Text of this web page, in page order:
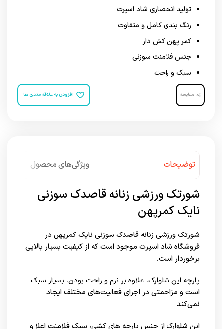
تولید انحصاری شاد اسپرت
رنگ بندی کامل و متفاوت
کمر پهن کش دار
جنس فلامنت سوزنی
سبک و راحت
مقایسه افزودن به علاقه مندی ها
توضیحات ویژگی‌های محصول
شورتک ورزشی زنانه قاصدک سوزنی
نایک کمرپهن
شورتک ورزشی زنانه قاصدک سوزنی نایک کمرپهن در
فروشگاه شاد اسپرت موجود است که از کیفیت بسیار بالایی
برخوردار است.
پارچه این شلوارک، علاوه بر نرم و راحت بودن، بسیار سبک
است و مزاحمتی در اجرای فعالیت‌های مختلف ایجاد
نمی‌کند
این شلوارک از جنس پارچه های کشی، سبک فلامنت اعلا و